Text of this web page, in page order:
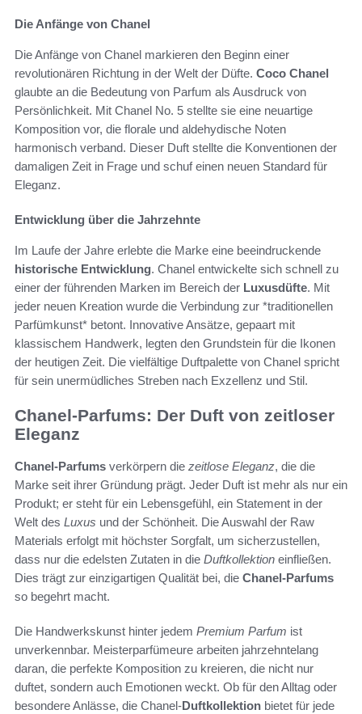
Die Anfänge von Chanel
Die Anfänge von Chanel markieren den Beginn einer
revolutionären Richtung in der Welt der Düfte. Coco Chanel
glaubte an die Bedeutung von Parfum als Ausdruck von
Persönlichkeit. Mit Chanel No. 5 stellte sie eine neuartige
Komposition vor, die florale und aldehydische Noten
harmonisch verband. Dieser Duft stellte die Konventionen der
damaligen Zeit in Frage und schuf einen neuen Standard für
Eleganz.
Entwicklung über die Jahrzehnte
Im Laufe der Jahre erlebte die Marke eine beeindruckende
historische Entwicklung. Chanel entwickelte sich schnell zu
einer der führenden Marken im Bereich der Luxusdüfte. Mit
jeder neuen Kreation wurde die Verbindung zur *traditionellen
Parfümkunst* betont. Innovative Ansätze, gepaart mit
klassischem Handwerk, legten den Grundstein für die Ikonen
der heutigen Zeit. Die vielfältige Duftpalette von Chanel spricht
für sein unermüdliches Streben nach Exzellenz und Stil.
Chanel-Parfums: Der Duft von zeitloser
Eleganz
Chanel-Parfums verkörpern die zeitlose Eleganz, die die
Marke seit ihrer Gründung prägt. Jeder Duft ist mehr als nur ein
Produkt; er steht für ein Lebensgefühl, ein Statement in der
Welt des Luxus und der Schönheit. Die Auswahl der Raw
Materials erfolgt mit höchster Sorgfalt, um sicherzustellen,
dass nur die edelsten Zutaten in die Duftkollektion einfließen.
Dies trägt zur einzigartigen Qualität bei, die Chanel-Parfums
so begehrt macht.
Die Handwerkskunst hinter jedem Premium Parfum ist
unverkennbar. Meisterparfümeure arbeiten jahrzehntelang
daran, die perfekte Komposition zu kreieren, die nicht nur
duftet, sondern auch Emotionen weckt. Ob für den Alltag oder
besondere Anlässe, die Chanel-Duftkollektion bietet für jede